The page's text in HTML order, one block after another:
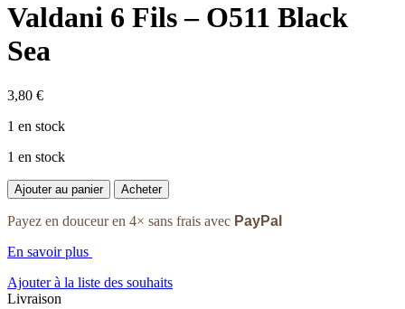
Valdani 6 Fils – O511 Black
Sea
3,80 €
1 en stock
1 en stock
quantité
de
Valdani
Fils
O511
Black
Ajouter au panier Acheter
Payez en douceur en 4× sans frais avec PayPal
En savoir plus
Ajouter à la liste des souhaits
Livraison